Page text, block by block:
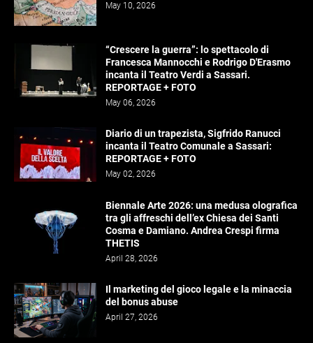
May 10, 2026
“Crescere la guerra”: lo spettacolo di
Francesca Mannocchi e Rodrigo D'Erasmo
incanta il Teatro Verdi a Sassari.
REPORTAGE + FOTO
May 06, 2026
Diario di un trapezista, Sigfrido Ranucci
incanta il Teatro Comunale a Sassari:
REPORTAGE + FOTO
May 02, 2026
Biennale Arte 2026: una medusa olografica
tra gli affreschi dell’ex Chiesa dei Santi
Cosma e Damiano. Andrea Crespi firma
THETIS
April 28, 2026
Il marketing del gioco legale e la minaccia
del bonus abuse
April 27, 2026